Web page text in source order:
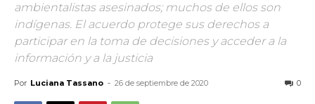
ambientalistas asesinados; muchos de ellos son
indígenas. El acuerdo protege sus derechos a
participar en la toma de decisiones y acceder a la
información y a la justicia
Por Luciana Tassano - 26 de septiembre de 2020 0